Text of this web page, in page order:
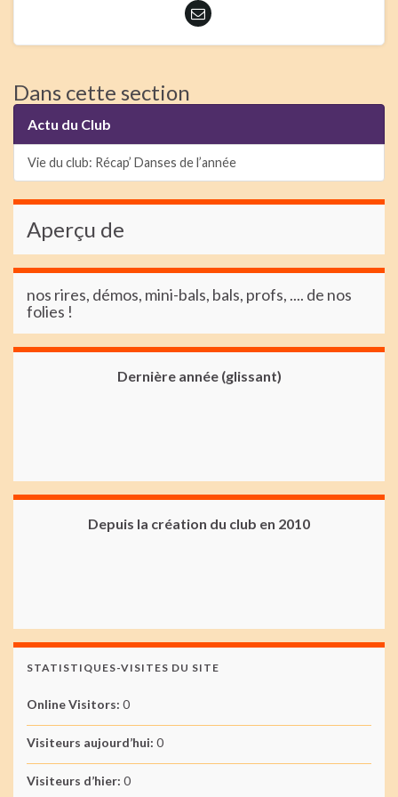
Dans cette section
Actu du Club
Vie du club: Récap’ Danses de l’année
Aperçu de
nos rires, démos, mini-bals, bals, profs, .... de nos
folies !
Dernière année (glissant)
Depuis la création du club en 2010
STATISTIQUES-VISITES DU SITE
Online Visitors: 0
Visiteurs aujourd’hui: 0
Visiteurs d’hier: 0